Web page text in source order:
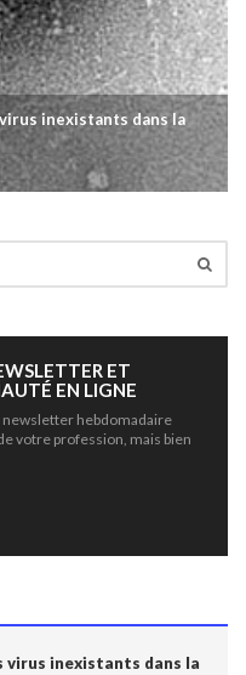
inexistants dans la
ET
EN LIGNE
hebdomadaire
votre profession, mais bien
virus inexistants dans la